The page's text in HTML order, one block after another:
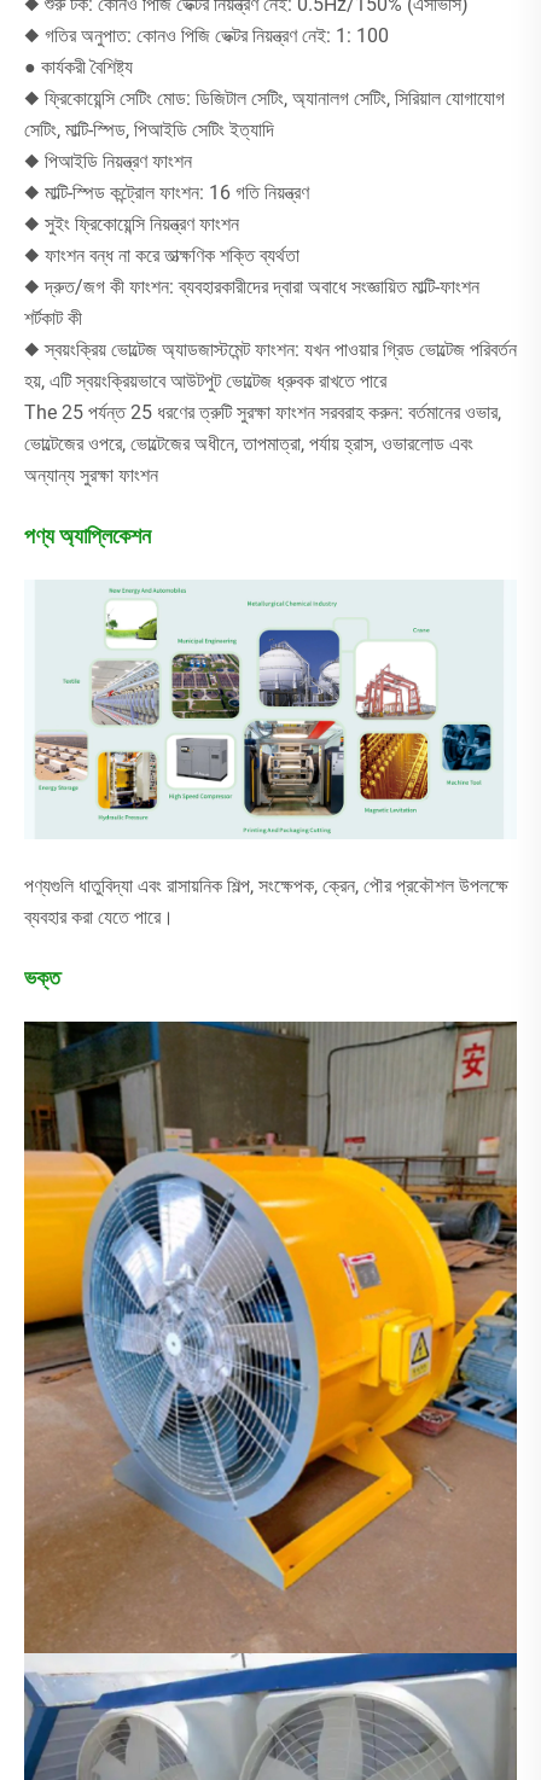
◆ গতির অনুপাত: কোনও পিজি ভেক্টর নিয়ন্ত্রণ নেই: 1: 100
● কার্যকরী বৈশিষ্ট্য
◆ ফ্রিকোয়েন্সি সেটিং মোড: ডিজিটাল সেটিং, অ্যানালগ সেটিং, সিরিয়াল যোগাযোগ
সেটিং, মাল্টি-স্পিড, পিআইডি সেটিং ইত্যাদি
◆ পিআইডি নিয়ন্ত্রণ ফাংশন
◆ মাল্টি-স্পিড কন্ট্রোল ফাংশন: 16 গতি নিয়ন্ত্রণ
◆ সুইং ফ্রিকোয়েন্সি নিয়ন্ত্রণ ফাংশন
◆ ফাংশন বন্ধ না করে তাত্ক্ষণিক শক্তি ব্যর্থতা
◆ দ্রুত/জগ কী ফাংশন: ব্যবহারকারীদের দ্বারা অবাধে সংজ্ঞায়িত মাল্টি-ফাংশন
শর্টকাট কী
◆ স্বয়ংক্রিয় ভোল্টেজ অ্যাডজাস্টমেন্ট ফাংশন: যখন পাওয়ার গ্রিড ভোল্টেজ পরিবর্তন
হয়, এটি স্বয়ংক্রিয়ভাবে আউটপুট ভোল্টেজ ধ্রুবক রাখতে পারে
The 25 পর্যন্ত 25 ধরণের ত্রুটি সুরক্ষা ফাংশন সরবরাহ করুন: বর্তমানের ওভার,
ভোল্টেজের ওপরে, ভোল্টেজের অধীনে, তাপমাত্রা, পর্যায় হ্রাস, ওভারলোড এবং
অন্যান্য সুরক্ষা ফাংশন
পণ্য অ্যাপ্লিকেশন
পণ্যগুলি ধাতুবিদ্যা এবং রাসায়নিক শিল্প, সংক্ষেপক, ক্রেন, পৌর প্রকৌশল উপলক্ষে
ব্যবহার করা যেতে পারে।
ভক্ত